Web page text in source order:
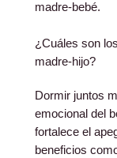
madre-bebé.
¿Cuáles son
madre-hijo?
Dormir juntos
emocional del
fortalece el
beneficios